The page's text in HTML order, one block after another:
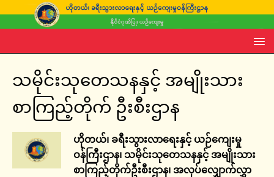
သမိုင်းသုတေသနနှင့် အမျိုးသား
စာကြည့်တိုက် ဦးစီးဌာန
ဟိုတယ်၊ ခရီးသွားလာရေးနှင့် ယဉ်ကျေးမှု
ဝန်ကြီးဌာန၊ သမိုင်းသုတေသနနှင့် အမျိုးသား
စာကြည့်တိုက်ဦးစီးဌာန၊ အလုပ်လျှောက်လွှာ